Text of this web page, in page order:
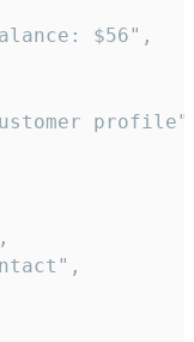
$56",